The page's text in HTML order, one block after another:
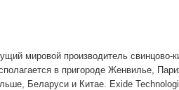
мировой производитель
в пригороде Женвилье,
Беларуси и Китае. Exide